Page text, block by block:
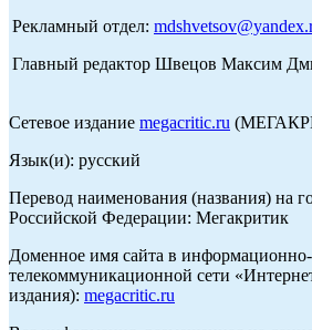
Рекламный отдел:
Главный редактор Швецов Максим
Сетевое издание megacritic.ru
Язык(и): русский
Перевод наименования (названия) на
Российской Федерации: Мегакритик
Доменное имя сайта в информационно-
телекоммуникационной сети
издания): megacritic.ru